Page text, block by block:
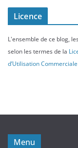
Licence
L'ensemble de ce blog,
selon les termes de la
d’Utilisation
Menu